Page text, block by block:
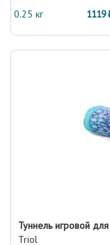
0.25 кг
1119
Туннель игровой
Triol